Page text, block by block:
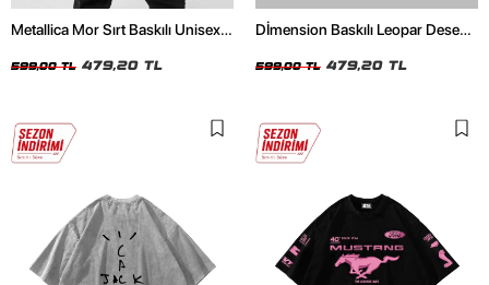
Metallica Mor Sırt Baskılı Unisex
599,00 TL 479,20 TL
Dİmension Baskılı Leopar Desenli
Tshirt
599,00 TL 479,20 TL